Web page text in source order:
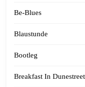
Be-Blues
Blaustunde
Bootleg
Breakfast In Dunestreet